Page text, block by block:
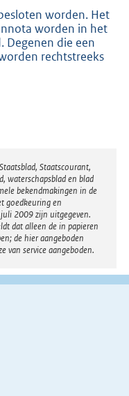
worden. Het
worden in het
Degenen die een
rechtstreeks
Staatscourant,
waterschapsblad en blad
bekendmakingen in de
goedkeuring en
2009 zijn uitgegeven.
dat alleen de in papieren
de hier aangeboden
van service aangeboden.